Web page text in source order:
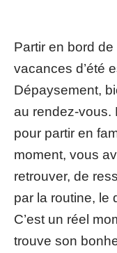
Partir en bord
vacances d’été
Dépaysement,
au rendez-vous.
pour partir en
moment, vous
retrouver, de
par la routine, le
C’est un réel
trouve son